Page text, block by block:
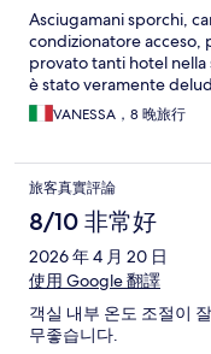
Asciugamani sporchi,
condizionatore acceso,
provato tanti hotel nella
è stato veramente
VANESSA，8 晚旅行
旅客真實評論
8/10 非常好
2026 年 4 月 20 日
使用 Google 翻譯
객실 내부 온도 조절이
무좋습니다.